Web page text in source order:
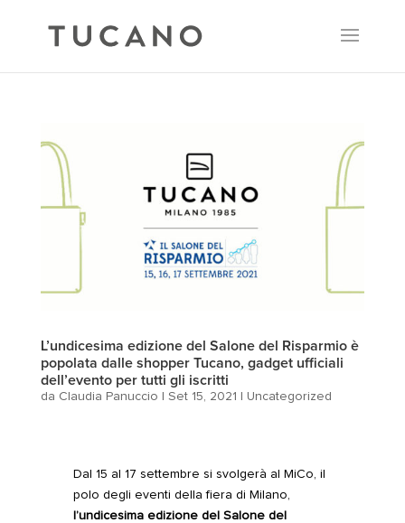
L’undicesima edizione del Salone del Risparmio è
popolata dalle shopper Tucano, gadget ufficiali
dell’evento per tutti gli iscritti
da Claudia Panuccio | Set 15, 2021 | Uncategorized
Dal 15 al 17 settembre si svolgerà al MiCo, il
polo degli eventi della fiera di Milano,
l’undicesima edizione del Salone del